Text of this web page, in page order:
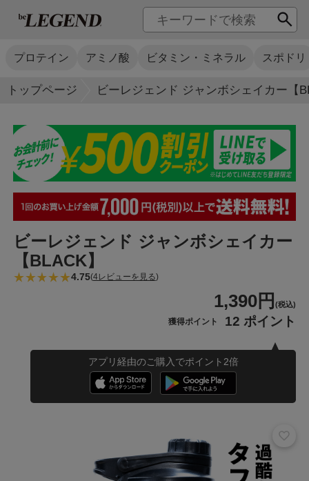
プロテイン アミノ酸 ビタミン・ミネラル スポドリ
トップページ ビーレジェンド ジャンボシェイカー【
ビーレジェンド ジャンボシェイカー
【BLACK】
4.75(4レビューを見る)
1,390円 (税込)
獲得ポイント 12 ポイント
アプリ経由のご購入でポイント2倍